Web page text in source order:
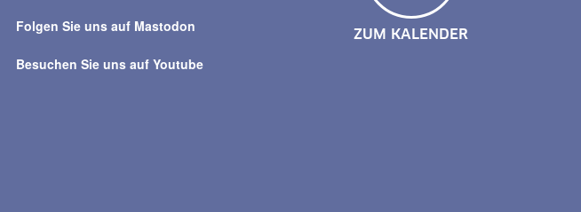
Folgen Sie uns auf Mastodon
Besuchen Sie uns auf Youtube
ZUM KALENDER